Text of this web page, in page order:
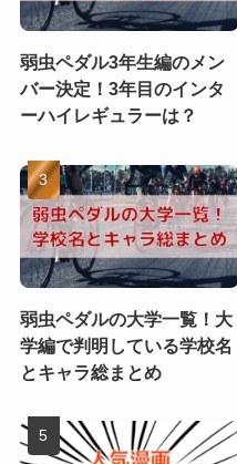
弱虫ペダル3年生編のメン
バー決定！3年目のインタ
ーハイレギュラーは？
弱虫ペダルの大学一覧！大
学編で判明している学校名
とキャラ総まとめ